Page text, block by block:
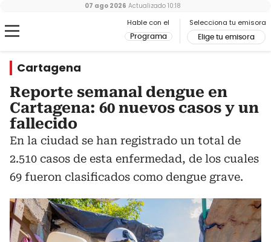
Hable con el
Programa
Selecciona tu emisora
Elige tu emisora
07 ago 2026 Actualizado 10:18
Cartagena
Reporte semanal dengue en
Cartagena: 60 nuevos casos y un
fallecido
En la ciudad se han registrado un total de
2.510 casos de esta enfermedad, de los cuales
69 fueron clasificados como dengue grave.